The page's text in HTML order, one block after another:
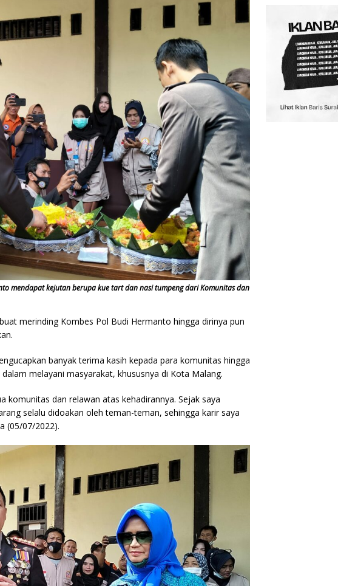
mendapat kejutan berupa kue tart dan nasi tumpeng dari Komunitas dan
merinding Kombes Pol Budi Hermanto hingga dirinya pun
banyak terima kasih kepada para komunitas hingga
melayani masyarakat, khususnya di Kota Malang.
komunitas dan relawan atas kehadirannya. Sejak saya
selalu didoakan oleh teman-teman, sehingga karir saya
(05/07/2022).